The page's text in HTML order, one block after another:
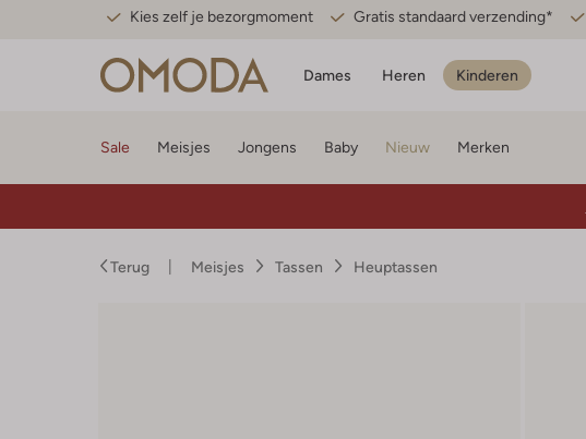
Kies zelf je bezorgmoment Gratis standaard verzending*
Dames Heren Kinderen
Sale Meisjes Jongens Baby Nieuw Merken
Terug Meisjes Tassen Heuptassen